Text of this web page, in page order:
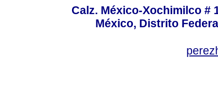
Calz. México-Xochimilco #
México, Distrito